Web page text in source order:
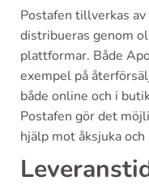
Postafen tillverkas
distribueras genom
plattformar. Både
exempel på
både online och i
Postafen gör det
hjälp mot åksjuka